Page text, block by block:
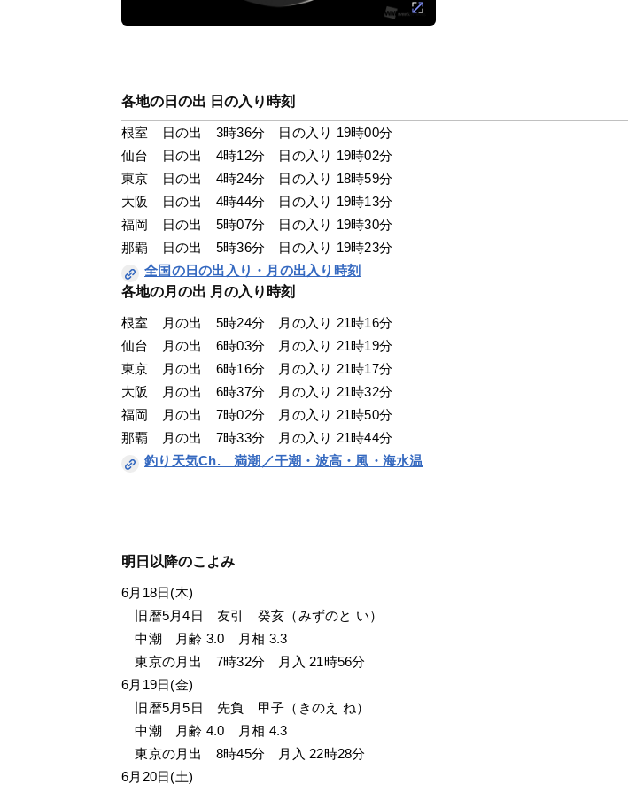
各地の日の出 日の入り時刻
根室　日の出　3時36分　日の入り 19時00分
仙台　日の出　4時12分　日の入り 19時02分
東京　日の出　4時24分　日の入り 18時59分
大阪　日の出　4時44分　日の入り 19時13分
福岡　日の出　5時07分　日の入り 19時30分
那覇　日の出　5時36分　日の入り 19時23分
全国の日の出入り・月の出入り時刻
各地の月の出 月の入り時刻
根室　月の出　5時24分　月の入り 21時16分
仙台　月の出　6時03分　月の入り 21時19分
東京　月の出　6時16分　月の入り 21時17分
大阪　月の出　6時37分　月の入り 21時32分
福岡　月の出　7時02分　月の入り 21時50分
那覇　月の出　7時33分　月の入り 21時44分
釣り天気Ch.　満潮／干潮・波高・風・海水温
明日以降のこよみ
6月18日(木)
旧暦5月4日　友引　癸亥（みずのと い）
中潮　月齢 3.0　月相 3.3
東京の月出　7時32分　月入 21時56分
6月19日(金)
旧暦5月5日　先負　甲子（きのえ ね）
中潮　月齢 4.0　月相 4.3
東京の月出　8時45分　月入 22時28分
6月20日(土)